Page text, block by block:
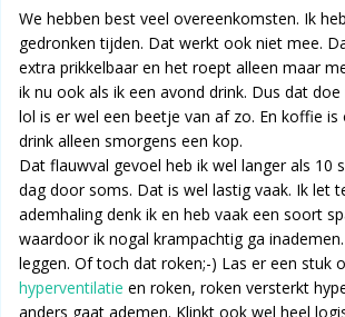
We hebben best veel overeenkomsten. Ik
gedronken tijden. Dat werkt ook niet mee.
extra prikkelbaar en het roept alleen maar
ik nu ook als ik een avond drink. Dus dat
lol is er wel een beetje van af zo. En koffie
drink alleen smorgens een kop.
Dat flauwval gevoel heb ik wel langer als 10
dag door soms. Dat is wel lastig vaak. Ik let
ademhaling denk ik en heb vaak een soort
waardoor ik nogal krampachtig ga
leggen. Of toch dat roken;-) Las er een stuk
hyperventilatie en roken, roken versterkt
anders gaat ademen. Klinkt ook wel heel